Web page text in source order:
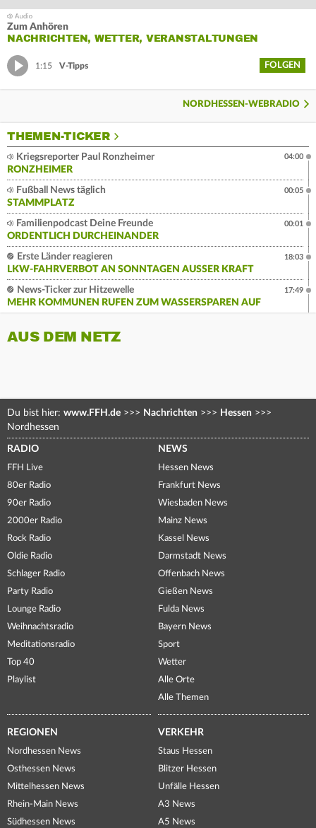
Zum Anhören
NACHRICHTEN, WETTER, VERANSTALTUNGEN
1:15 V-Tipps FOLGEN
NORDHESSEN-WEBRADIO
THEMEN-TICKER
Kriegsreporter Paul Ronzheimer
RONZHEIMER
04:00
Fußball News täglich
STAMMPLATZ
00:05
Familienpodcast Deine Freunde
ORDENTLICH DURCHEINANDER
00:01
Erste Länder reagieren
LKW-FAHRVERBOT AN SONNTAGEN AUSSER KRAFT
18:03
News-Ticker zur Hitzewelle
MEHR KOMMUNEN RUFEN ZUM WASSERSPAREN AUF
17:49
AUS DEM NETZ
Du bist hier: www.FFH.de >>> Nachrichten >>> Hessen >>>
Nordhessen
RADIO
FFH Live
80er Radio
90er Radio
2000er Radio
Rock Radio
Oldie Radio
Schlager Radio
Party Radio
Lounge Radio
Weihnachtsradio
Meditationsradio
Top 40
Playlist
NEWS
Hessen News
Frankfurt News
Wiesbaden News
Mainz News
Kassel News
Darmstadt News
Offenbach News
Gießen News
Fulda News
Bayern News
Sport
Wetter
Alle Orte
Alle Themen
REGIONEN
Nordhessen News
Osthessen News
Mittelhessen News
Rhein-Main News
Südhessen News
VERKEHR
Staus Hessen
Blitzer Hessen
Unfälle Hessen
A3 News
A5 News